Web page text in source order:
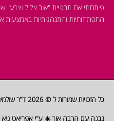
פיתחתי את תרפיית "אור צליל וצבע"
התפתחותיות והתנהגותיות באמצעות
כל הזכויות שמורות ל © 2026 ד"ר
נבנה עם הרבה אור ☀️ ע"י אפריאט